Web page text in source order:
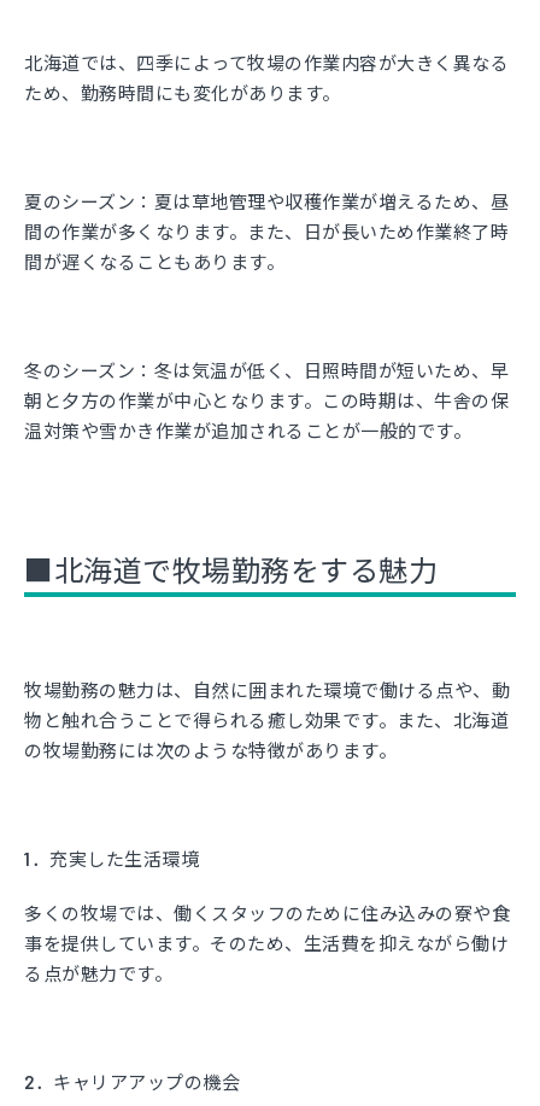
北海道では、四季によって牧場の作業内容が大きく異なる
ため、勤務時間にも変化があります。
夏のシーズン： 夏は草地管理や収穫作業が増えるため、昼
間の作業が多くなります。また、日が長いため作業終了時
間が遅くなることもあります。
冬のシーズン： 冬は気温が低く、日照時間が短いため、早
朝と夕方の作業が中心となります。この時期は、牛舎の保
温対策や雪かき作業が追加されることが一般的です。
■北海道で牧場勤務をする魅力
牧場勤務の魅力は、自然に囲まれた環境で働ける点や、動
物と触れ合うことで得られる癒し効果です。また、北海道
の牧場勤務には次のような特徴があります。
1．充実した生活環境
多くの牧場では、働くスタッフのために住み込みの寮や食
事を提供しています。そのため、生活費を抑えながら働け
る点が魅力です。
2．キャリアアップの機会